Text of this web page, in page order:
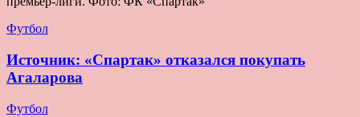
Футбол
Источник: «Спартак» отказался покупать
Агаларова
Футбол